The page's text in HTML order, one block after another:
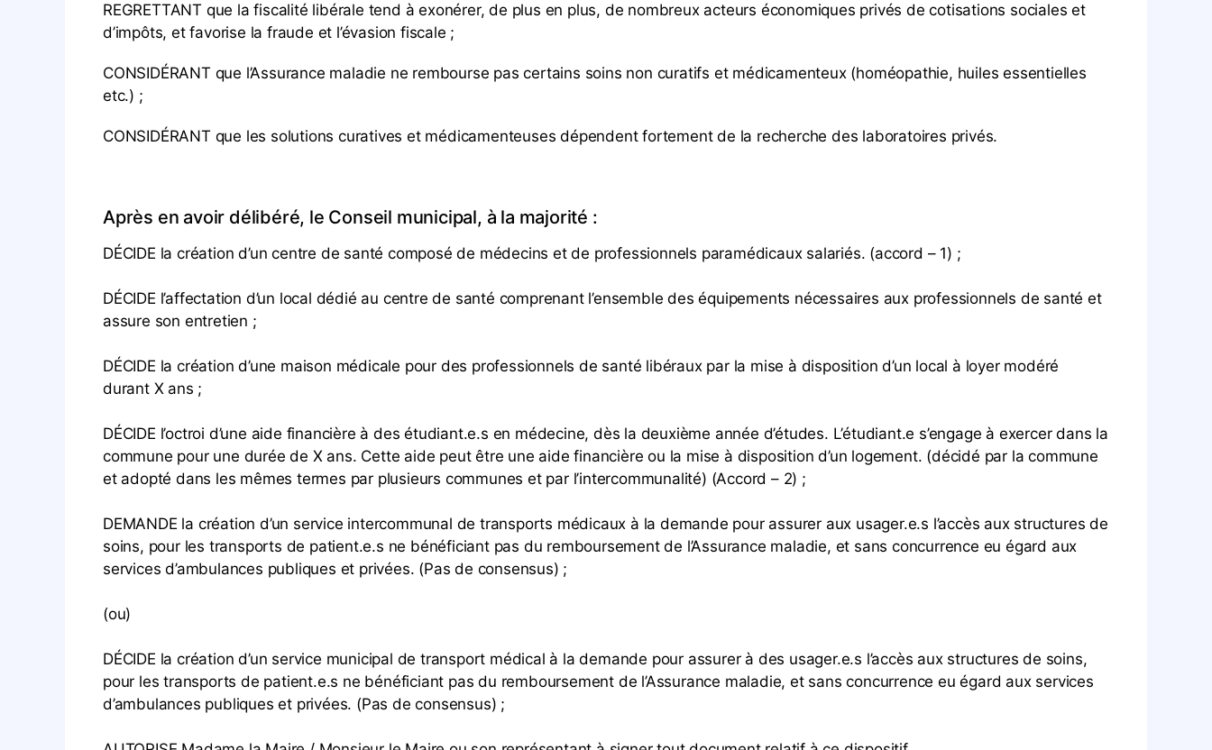
REGRETTANT que la fiscalité libérale tend à exonérer, de plus en plus, de nombreux acteurs économiques privés de cotisations sociales et
d’impôts, et favorise la fraude et l’évasion fiscale ;
CONSIDÉRANT que l’Assurance maladie ne rembourse pas certains soins non curatifs et médicamenteux (homéopathie, huiles essentielles
etc.) ;
CONSIDÉRANT que les solutions curatives et médicamenteuses dépendent fortement de la recherche des laboratoires privés.
Après en avoir délibéré, le Conseil municipal, à la majorité :
DÉCIDE la création d’un centre de santé composé de médecins et de professionnels paramédicaux salariés. (accord – 1) ;
DÉCIDE l’affectation d’un local dédié au centre de santé comprenant l’ensemble des équipements nécessaires aux professionnels de santé et
assure son entretien ;
DÉCIDE la création d’une maison médicale pour des professionnels de santé libéraux par la mise à disposition d’un local à loyer modéré
durant X ans ;
DÉCIDE l’octroi d’une aide financière à des étudiant.e.s en médecine, dès la deuxième année d’études. L’étudiant.e s’engage à exercer dans la
commune pour une durée de X ans. Cette aide peut être une aide financière ou la mise à disposition d’un logement. (décidé par la commune
et adopté dans les mêmes termes par plusieurs communes et par l’intercommunalité) (Accord – 2) ;
DEMANDE la création d’un service intercommunal de transports médicaux à la demande pour assurer aux usager.e.s l’accès aux structures de
soins, pour les transports de patient.e.s ne bénéficiant pas du remboursement de l’Assurance maladie, et sans concurrence eu égard aux
services d’ambulances publiques et privées. (Pas de consensus) ;
(ou)
DÉCIDE la création d’un service municipal de transport médical à la demande pour assurer à des usager.e.s l’accès aux structures de soins,
pour les transports de patient.e.s ne bénéficiant pas du remboursement de l’Assurance maladie, et sans concurrence eu égard aux services
d’ambulances publiques et privées. (Pas de consensus) ;